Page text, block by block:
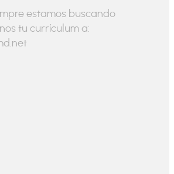
estamos buscando
tu currículum a: